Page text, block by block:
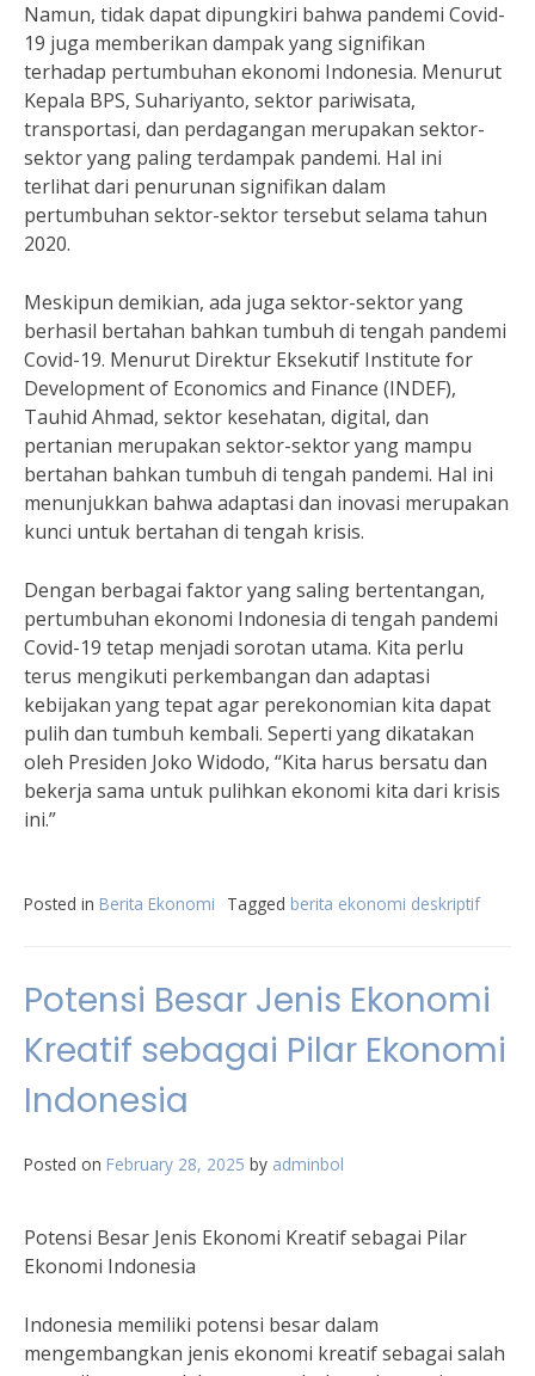
Namun, tidak dapat dipungkiri bahwa pandemi Covid-
19 juga memberikan dampak yang signifikan
terhadap pertumbuhan ekonomi Indonesia. Menurut
Kepala BPS, Suhariyanto, sektor pariwisata,
transportasi, dan perdagangan merupakan sektor-
sektor yang paling terdampak pandemi. Hal ini
terlihat dari penurunan signifikan dalam
pertumbuhan sektor-sektor tersebut selama tahun
2020.
Meskipun demikian, ada juga sektor-sektor yang
berhasil bertahan bahkan tumbuh di tengah pandemi
Covid-19. Menurut Direktur Eksekutif Institute for
Development of Economics and Finance (INDEF),
Tauhid Ahmad, sektor kesehatan, digital, dan
pertanian merupakan sektor-sektor yang mampu
bertahan bahkan tumbuh di tengah pandemi. Hal ini
menunjukkan bahwa adaptasi dan inovasi merupakan
kunci untuk bertahan di tengah krisis.
Dengan berbagai faktor yang saling bertentangan,
pertumbuhan ekonomi Indonesia di tengah pandemi
Covid-19 tetap menjadi sorotan utama. Kita perlu
terus mengikuti perkembangan dan adaptasi
kebijakan yang tepat agar perekonomian kita dapat
pulih dan tumbuh kembali. Seperti yang dikatakan
oleh Presiden Joko Widodo, “Kita harus bersatu dan
bekerja sama untuk pulihkan ekonomi kita dari krisis
ini.”
Posted in Berita Ekonomi Tagged berita ekonomi deskriptif
Potensi Besar Jenis Ekonomi
Kreatif sebagai Pilar Ekonomi
Indonesia
Posted on February 28, 2025 by adminbol
Potensi Besar Jenis Ekonomi Kreatif sebagai Pilar
Ekonomi Indonesia
Indonesia memiliki potensi besar dalam
mengembangkan jenis ekonomi kreatif sebagai salah